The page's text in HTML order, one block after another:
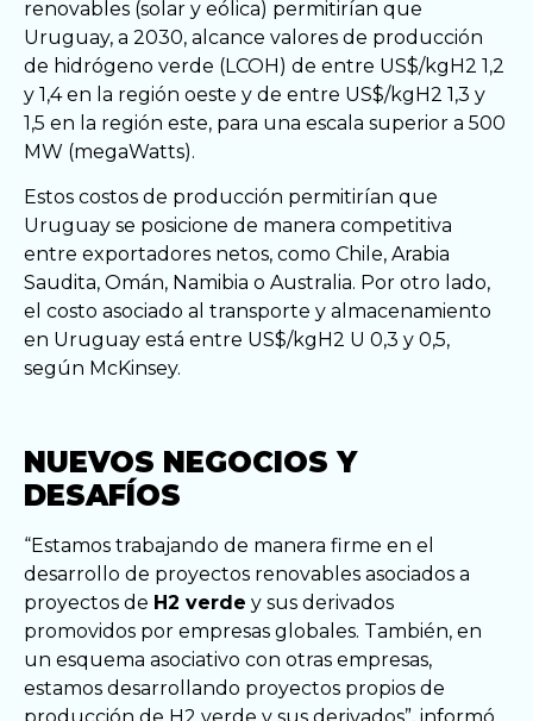
renovables (solar y eólica) permitirían que
Uruguay, a 2030, alcance valores de producción
de hidrógeno verde (LCOH) de entre US$/kgH2 1,2
y 1,4 en la región oeste y de entre US$/kgH2 1,3 y
1,5 en la región este, para una escala superior a 500
MW (megaWatts).
Estos costos de producción permitirían que
Uruguay se posicione de manera competitiva
entre exportadores netos, como Chile, Arabia
Saudita, Omán, Namibia o Australia. Por otro lado,
el costo asociado al transporte y almacenamiento
en Uruguay está entre US$/kgH2 U 0,3 y 0,5,
según McKinsey.
NUEVOS NEGOCIOS Y
DESAFÍOS
“Estamos trabajando de manera firme en el
desarrollo de proyectos renovables asociados a
proyectos de H2 verde y sus derivados
promovidos por empresas globales. También, en
un esquema asociativo con otras empresas,
estamos desarrollando proyectos propios de